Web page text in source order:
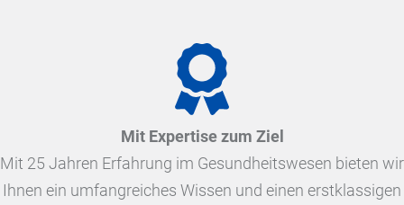
Mit Expertise zum Ziel
Mit 25 Jahren Erfahrung im Gesundheitswesen bieten wir
Ihnen ein umfangreiches Wissen und einen erstklassigen